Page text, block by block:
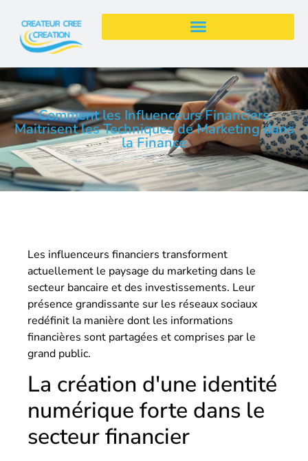
Comment les Influenceurs Financiers
Maitrisent les Techniques de Marketing dans
la Finance
Les influenceurs financiers transforment
actuellement le paysage du marketing dans le
secteur bancaire et des investissements. Leur
présence grandissante sur les réseaux sociaux
redéfinit la manière dont les informations
financières sont partagées et comprises par le
grand public.
La création d'une identité
numérique forte dans le
secteur financier